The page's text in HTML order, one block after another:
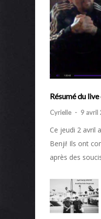
Résumé du
Cyrielle - 9 avril
Ce jeudi 2 avril
Benji! Ils ont
après des